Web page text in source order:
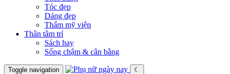
Tóc đẹp
Dáng đẹp
Thẩm mỹ viện
Thân tâm trí
Sách hay
Sống chậm & cân bằng
Toggle navigation ☾